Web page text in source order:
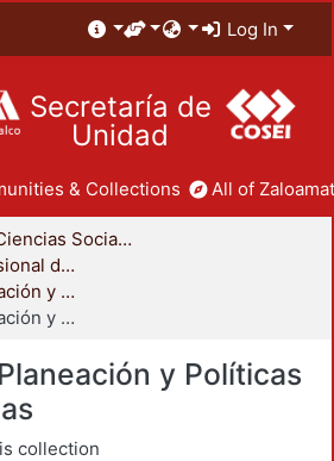
Log In
Secretaría de
Unidad
& Collections All of
División de Ciencias Sociales y Humanidades
Coordinación Divisional de Posgrado
Maestría en Planeación y Políticas Metropolitanas
Maestría en Planeación y Políticas Metropolitanas
y Políticas
collection